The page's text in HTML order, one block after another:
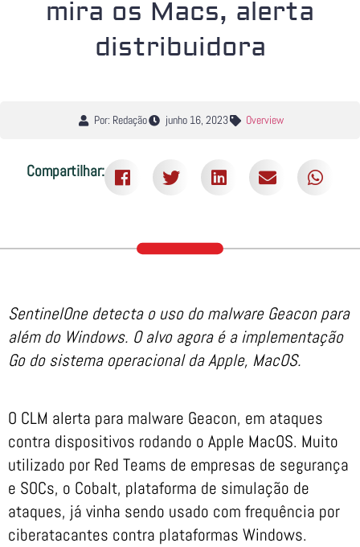
mira os Macs, alerta
distribuidora
Por: Redação junho 16, 2023 Overview
Compartilhar:
SentinelOne detecta o uso do malware Geacon para
além do Windows. O alvo agora é a implementação
Go do sistema operacional da Apple, MacOS.
O CLM alerta para malware Geacon, em ataques
contra dispositivos rodando o Apple MacOS. Muito
utilizado por Red Teams de empresas de segurança
e SOCs, o Cobalt, plataforma de simulação de
ataques, já vinha sendo usado com frequência por
ciberatacantes contra plataformas Windows.